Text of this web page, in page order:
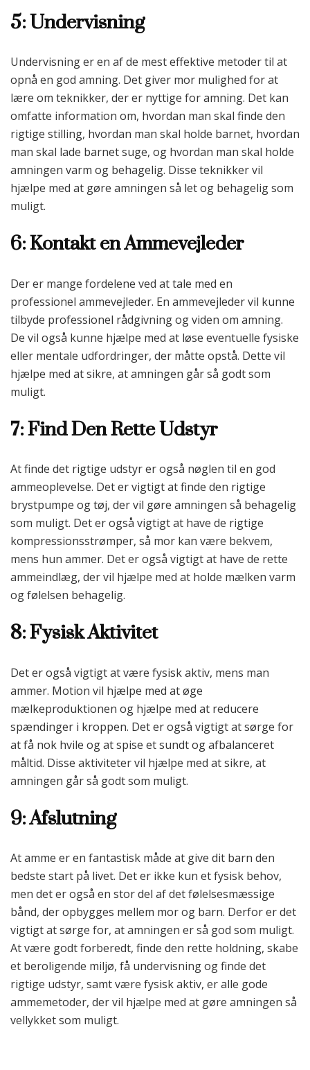
5: Undervisning
Undervisning er en af de mest effektive metoder til at
opnå en god amning. Det giver mor mulighed for at
lære om teknikker, der er nyttige for amning. Det kan
omfatte information om, hvordan man skal finde den
rigtige stilling, hvordan man skal holde barnet, hvordan
man skal lade barnet suge, og hvordan man skal holde
amningen varm og behagelig. Disse teknikker vil
hjælpe med at gøre amningen så let og behagelig som
muligt.
6: Kontakt en Ammevejleder
Der er mange fordelene ved at tale med en
professionel ammevejleder. En ammevejleder vil kunne
tilbyde professionel rådgivning og viden om amning.
De vil også kunne hjælpe med at løse eventuelle fysiske
eller mentale udfordringer, der måtte opstå. Dette vil
hjælpe med at sikre, at amningen går så godt som
muligt.
7: Find Den Rette Udstyr
At finde det rigtige udstyr er også nøglen til en god
ammeoplevelse. Det er vigtigt at finde den rigtige
brystpumpe og tøj, der vil gøre amningen så behagelig
som muligt. Det er også vigtigt at have de rigtige
kompressionsstrømper, så mor kan være bekvem,
mens hun ammer. Det er også vigtigt at have de rette
ammeindlæg, der vil hjælpe med at holde mælken varm
og følelsen behagelig.
8: Fysisk Aktivitet
Det er også vigtigt at være fysisk aktiv, mens man
ammer. Motion vil hjælpe med at øge
mælkeproduktionen og hjælpe med at reducere
spændinger i kroppen. Det er også vigtigt at sørge for
at få nok hvile og at spise et sundt og afbalanceret
måltid. Disse aktiviteter vil hjælpe med at sikre, at
amningen går så godt som muligt.
9: Afslutning
At amme er en fantastisk måde at give dit barn den
bedste start på livet. Det er ikke kun et fysisk behov,
men det er også en stor del af det følelsesmæssige
bånd, der opbygges mellem mor og barn. Derfor er det
vigtigt at sørge for, at amningen er så god som muligt.
At være godt forberedt, finde den rette holdning, skabe
et beroligende miljø, få undervisning og finde det
rigtige udstyr, samt være fysisk aktiv, er alle gode
ammemetoder, der vil hjælpe med at gøre amningen så
vellykket som muligt.